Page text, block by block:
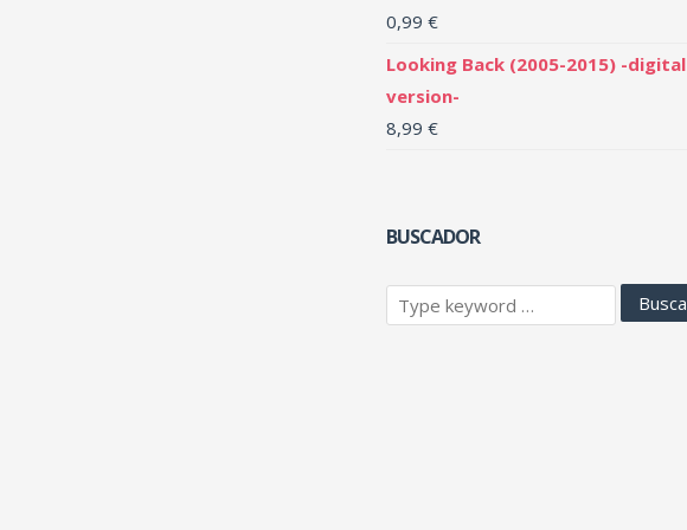
0,99 €
Looking Back (2005-2015) -digital
version-
8,99 €
BUSCADOR